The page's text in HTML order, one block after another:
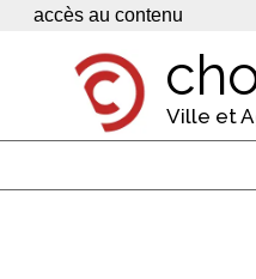
Panneau de gestion des cookies
accès au contenu
Ville et